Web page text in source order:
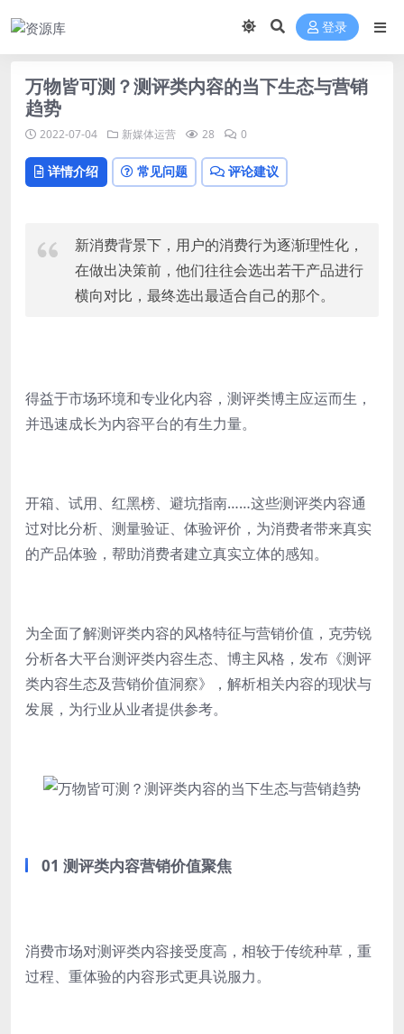
登录
万物皆可测？测评类内容的当下生态与营销
趋势
2022-07-04 新媒体运营 28 0
详情介绍 常见问题 评论建议
新消费背景下，用户的消费行为逐渐理性化，
在做出决策前，他们往往会选出若干产品进行
横向对比，最终选出最适合自己的那个。
得益于市场环境和专业化内容，测评类博主应运而生，
并迅速成长为内容平台的有生力量。
开箱、试用、红黑榜、避坑指南……这些测评类内容通
过对比分析、测量验证、体验评价，为消费者带来真实
的产品体验，帮助消费者建立真实立体的感知。
为全面了解测评类内容的风格特征与营销价值，克劳锐
分析各大平台测评类内容生态、博主风格，发布《测评
类内容生态及营销价值洞察》，解析相关内容的现状与
发展，为行业从业者提供参考。
01 测评类内容营销价值聚焦
消费市场对测评类内容接受度高，相较于传统种草，重
过程、重体验的内容形式更具说服力。